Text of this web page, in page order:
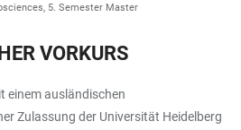
5. Semester Master
VORKURS
einem ausländischen
Zulassung der Universität Heidelberg